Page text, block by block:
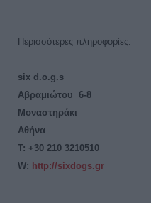
Περισσότερες πληροφορίες:
six d.o.g.s
Αβραμιώτου 6-8
Μοναστηράκι
Αθήνα
T: +30 210 3210510
W: http://sixdogs.gr